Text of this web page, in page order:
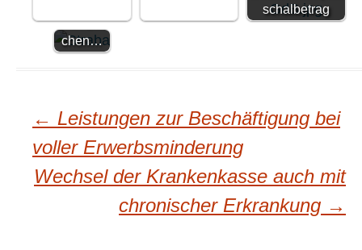
schalbetrag
Merkzei
chen…
Beitragsnavigation
← Leistungen zur Beschäftigung bei
voller Erwerbsminderung
Wechsel der Krankenkasse auch mit
chronischer Erkrankung →